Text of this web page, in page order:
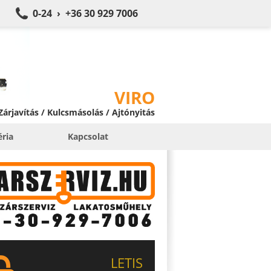
0-24 › +36 30 929 7006
VIRO
/ Kulcsmásolás / Ajtónyitás
Kapcsolat
LETIS